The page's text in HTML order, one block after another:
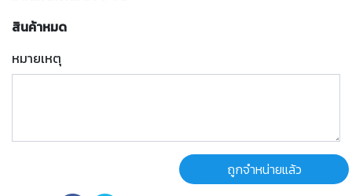
สินค้าหมด
หมายเหตุ
ถูกจำหน่ายแล้ว